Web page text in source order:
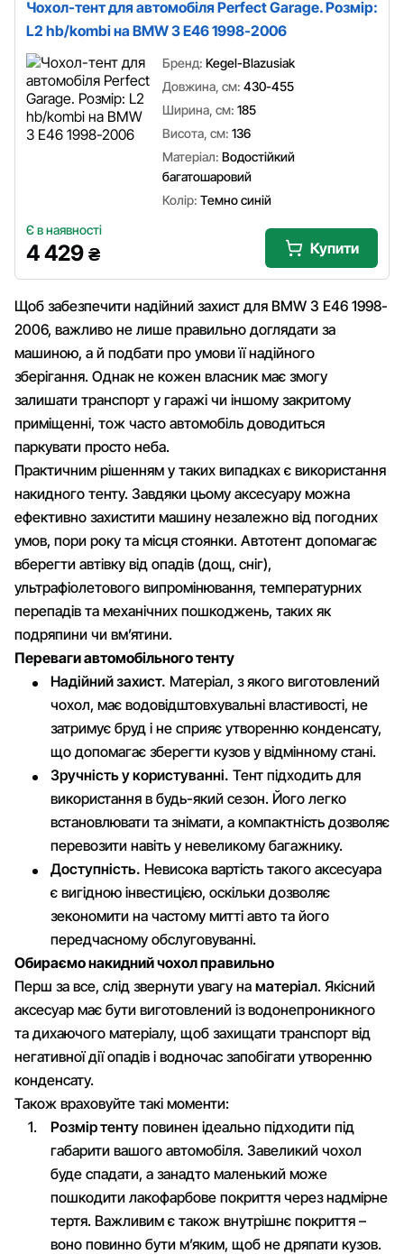
Чохол-тент для автомобіля Perfect Garage. Розмір:
L2 hb/kombi на BMW 3 E46 1998-2006
Бренд: Kegel-Blazusiak
Довжина, см: 430-455
Ширина, см: 185
Висота, см: 136
Матеріал: Водостійкий
багатошаровий
Колір: Темно синій
Є в наявності
4 429 ₴ Купити
Щоб забезпечити надійний захист для BMW 3 E46 1998-
2006, важливо не лише правильно доглядати за
машиною, а й подбати про умови її надійного
зберігання. Однак не кожен власник має змогу
залишати транспорт у гаражі чи іншому закритому
приміщенні, тож часто автомобіль доводиться
паркувати просто неба.
Практичним рішенням у таких випадках є використання
накидного тенту. Завдяки цьому аксесуару можна
ефективно захистити машину незалежно від погодних
умов, пори року та місця стоянки. Автотент допомагає
вберегти автівку від опадів (дощ, сніг),
ультрафіолетового випромінювання, температурних
перепадів та механічних пошкоджень, таких як
подряпини чи вм’ятини.
Переваги автомобільного тенту
Надійний захист. Матеріал, з якого виготовлений
чохол, має водовідштовхувальні властивості, не
затримує бруд і не сприяє утворенню конденсату,
що допомагає зберегти кузов у відмінному стані.
Зручність у користуванні. Тент підходить для
використання в будь-який сезон. Його легко
встановлювати та знімати, а компактність дозволяє
перевозити навіть у невеликому багажнику.
Доступність. Невисока вартість такого аксесуара
є вигідною інвестицією, оскільки дозволяє
зекономити на частому митті авто та його
передчасному обслуговуванні.
Обираємо накидний чохол правильно
Перш за все, слід звернути увагу на матеріал. Якісний
аксесуар має бути виготовлений із водонепроникного
та дихаючого матеріалу, щоб захищати транспорт від
негативної дії опадів і водночас запобігати утворенню
конденсату.
Також враховуйте такі моменти:
Розмір тенту повинен ідеально підходити під
габарити вашого автомобіля. Завеликий чохол
буде спадати, а занадто маленький може
пошкодити лакофарбове покриття через надмірне
тертя. Важливим є також внутрішнє покриття –
воно повинно бути м’яким, щоб не дряпати кузов.